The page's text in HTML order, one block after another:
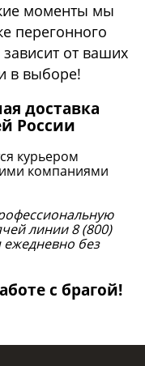
моменты мы
перегонного
от ваших
в выборе!
доставка
России
курьером
компаниями
линии 8 (800)
ежедневно без
с брагой!